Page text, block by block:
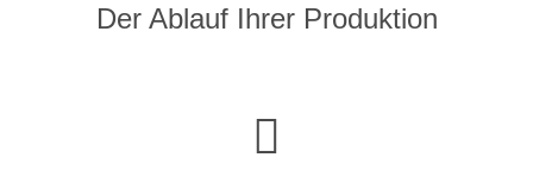
Der Ablauf Ihrer Produktion